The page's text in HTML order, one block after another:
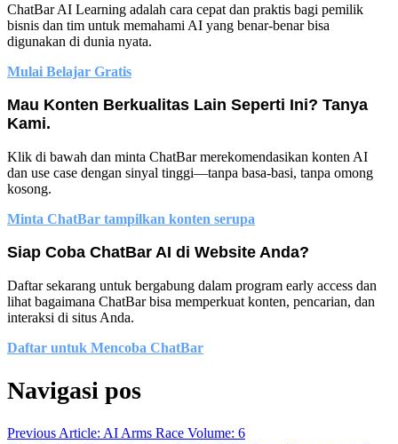
ChatBar AI Learning adalah cara cepat dan praktis bagi pemilik
bisnis dan tim untuk memahami AI yang benar-benar bisa
digunakan di dunia nyata.
Mulai Belajar Gratis
Mau Konten Berkualitas Lain Seperti Ini? Tanya
Kami.
Klik di bawah dan minta ChatBar merekomendasikan konten AI
dan use case dengan sinyal tinggi—tanpa basa-basi, tanpa omong
kosong.
Minta ChatBar tampilkan konten serupa
Siap Coba ChatBar AI di Website Anda?
Daftar sekarang untuk bergabung dalam program early access dan
lihat bagaimana ChatBar bisa memperkuat konten, pencarian, dan
interaksi di situs Anda.
Daftar untuk Mencoba ChatBar
Navigasi pos
Previous Article: AI Arms Race Volume: 6